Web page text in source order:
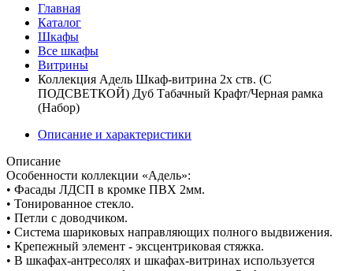
Главная
Каталог
Шкафы
Все шкафы
Витрины
Коллекция Адель Шкаф-витрина 2х ств. (С
ПОДСВЕТКОЙ) Дуб Табачный Крафт/Черная рамка
(Набор)
Описание и характеристики
Описание
Особенности коллекции «Адель»:
• Фасады ЛДСП в кромке ПВХ 2мм.
• Тонированное стекло.
• Петли с доводчиком.
• Система шариковых направляющих полного выдвижения.
• Крепежный элемент - эксцентриковая стяжка.
• В шкафах-антресолях и шкафах-витринах используется